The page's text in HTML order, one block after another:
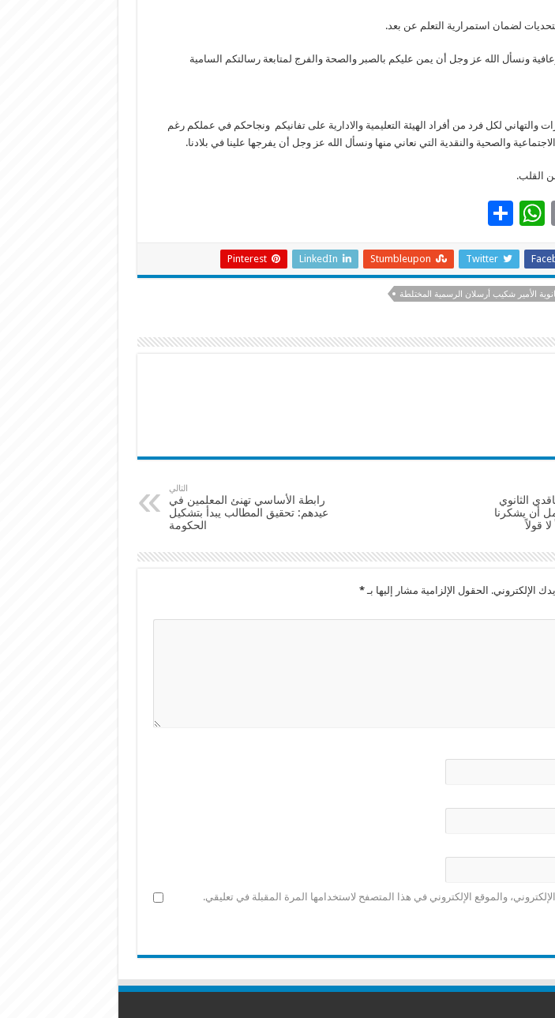
لضمان استمرارية التعلم عن بعد.
ونسأل الله عز وجل أن يمن عليكم بالصبر والصحة والفرج لمتابعة رسالتكم السامية
والتهاني لكل فرد من أفراد الهيئة التعليمية والادارية على تفانيكم ونجاحكم في عملكم رغم
والصحية والنقدية التي نعاني منها ونسأل الله عز وجل أن يفرجها علينا في بلادنا.
القلب.
E
ai
l
W
at
sA
p
ar
e
Twitter
Stumbleupon
LinkedIn
Pinterest
الأمير شكيب أرسلان الرسمية المختلطة
الثانوي
أن يشكرنا
قولاً
التالي
رابطة الأساسي تهنئ المعلمين في
عيدهم: تحقيق المطالب يبدأ بتشكيل
الحكومة
الإلكتروني. الحقول الإلزامية مشار إليها بـ*
والموقع الإلكتروني في هذا المتصفح لاستخدامها المرة المقبلة في تعليقي.